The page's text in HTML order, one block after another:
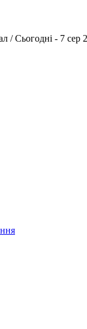
/Сьогодні - 7 сер